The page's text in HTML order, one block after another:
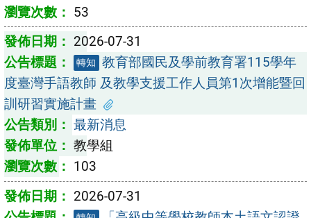
53
2026-07-31
轉知 教育部國民及學前教育署115學年
度臺灣手語教師 及教學支援工作人員第1次增能暨回
訓研習實施計畫
最新消息
教學組
103
2026-07-31